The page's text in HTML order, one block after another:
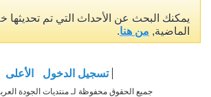
الماضية, من هنا.
تسجيل الدخول الأعلى
جميع الحقوق محفوظة لـ منتديات الجودة العربية ©